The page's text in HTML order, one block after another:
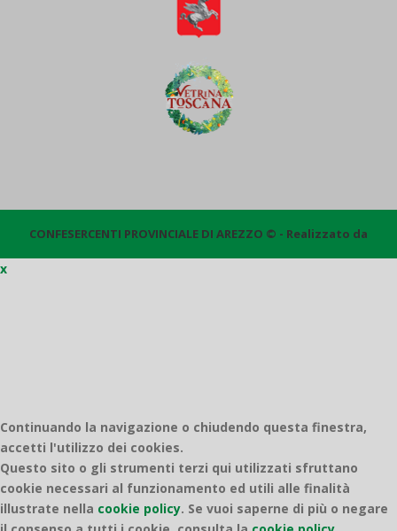
CONFESERCENTI PROVINCIALE DI AREZZO © - Realizzato da
x
Continuando la navigazione o chiudendo questa finestra,
accetti l'utilizzo dei cookies.
Questo sito o gli strumenti terzi qui utilizzati sfruttano
cookie necessari al funzionamento ed utili alle finalità
illustrate nella cookie policy. Se vuoi saperne di più o negare